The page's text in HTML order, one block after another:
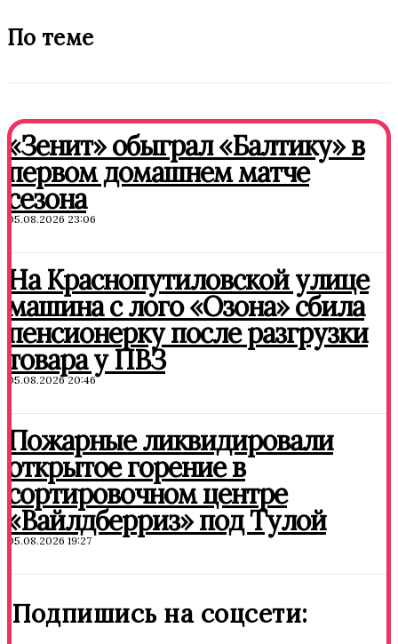
По теме
«Зенит» обыграл «Балтику» в
первом домашнем матче
сезона
05.08.2026 23:06
На Краснопутиловской улице
машина с лого «Озона» сбила
пенсионерку после разгрузки
товара у ПВЗ
05.08.2026 20:46
Пожарные ликвидировали
открытое горение в
сортировочном центре
«Вайлдберриз» под Тулой
05.08.2026 19:27
Подпишись на соцсети: